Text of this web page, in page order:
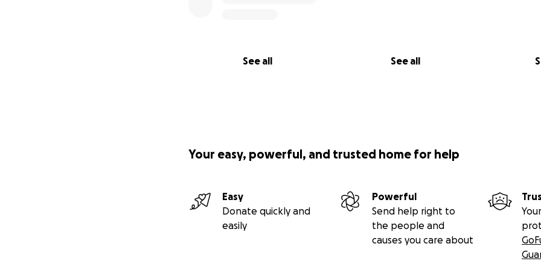
See all See all
Your easy, powerful, and trusted home for help
Easy
Donate quickly and
easily
Powerful
Send help right to
the people and
causes you care about